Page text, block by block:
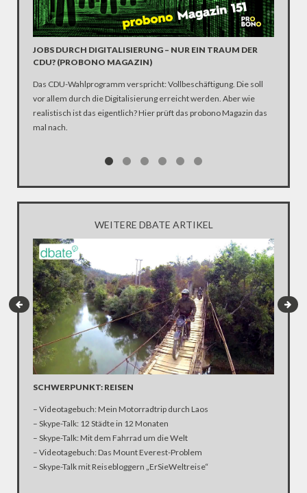
JOBS DURCH DIGITALISIERUNG – NUR EIN TRAUM DER
CDU? (PROBONO MAGAZIN)
Das CDU-Wahlprogramm verspricht: Vollbeschäftigung. Die soll
vor allem durch die Digitalisierung erreicht werden. Aber wie
realistisch ist das eigentlich? Hier prüft das probono Magazin das
mal nach.
WEITERE DBATE ARTIKEL
SCHWERPUNKT: REISEN
– Videotagebuch: Mein Motorradtrip durch Laos
– Skype-Talk: 12 Städte in 12 Monaten
– Skype-Talk: Mit dem Fahrrad um die Welt
– Videotagebuch: Das Mount Everest-Problem
– Skype-Talk mit Reisebloggern „ErSieWeltreise“